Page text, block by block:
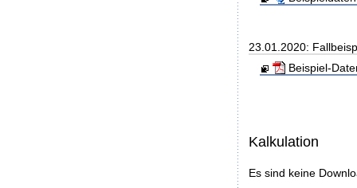
23.01.2020:
Beispiel-
Kalkulation
Es sind keine